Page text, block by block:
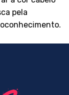
pela